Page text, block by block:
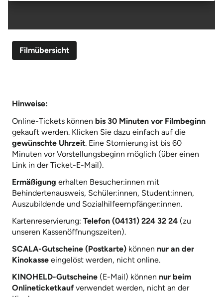
Filmübersicht
Hinweise:
Online-Tickets können bis 30 Minuten vor Filmbeginn
gekauft werden. Klicken Sie dazu einfach auf die
gewünschte Uhrzeit. Eine Stornierung ist bis 60
Minuten vor Vorstellungsbeginn möglich (über einen
Link in der Ticket-E-Mail).
Ermäßigung erhalten Besucher:innen mit
Behindertenausweis, Schüler:innen, Student:innen,
Auszubildende und Sozialhilfeempfänger:innen.
Kartenreservierung: Telefon (04131) 224 32 24 (zu
unseren Kassenöffnungszeiten).
SCALA-Gutscheine (Postkarte) können nur an der
Kinokasse eingelöst werden, nicht online.
KINOHELD-Gutscheine (E-Mail) können nur beim
Onlineticketkauf verwendet werden, nicht an der